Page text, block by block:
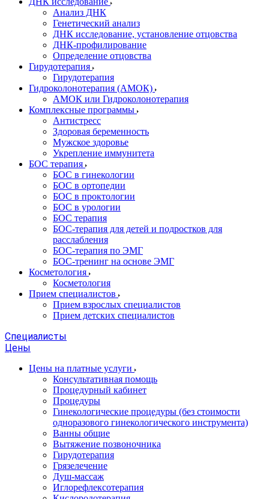
Анализ ДНК
Генетический анализ
ДНК исследование, установление отцовства
ДНК-профилирование
Определение отцовства
Гирудотерапия
Гирудотерапия
Гидроколонотерапия (АМОК)
АМОК или Гидроколонотерапия
Комплексные программы
Антистресс
Здоровая беременность
Мужское здоровье
Укрепление иммунитета
БОС терапия
БОС в гинекологии
БОС в ортопедии
БОС в проктологии
БОС в урологии
БОС терапия
БОС-терапия для детей и подростков для
расслабления
БОС-терапия по ЭМГ
БОС-тренинг на основе ЭМГ
Косметология
Косметология
Прием специалистов
Прием взрослых специалистов
Прием детских специалистов
Специалисты
Цены
Цены на платные услуги
Консультативная помощь
Процедурный кабинет
Процедуры
Гинекологические процедуры (без стоимости
одноразового гинекологического инструмента)
Ванны общие
Вытяжение позвоночника
Гирудотерапия
Грязелечение
Душ-массаж
Иглорефлексотерапия